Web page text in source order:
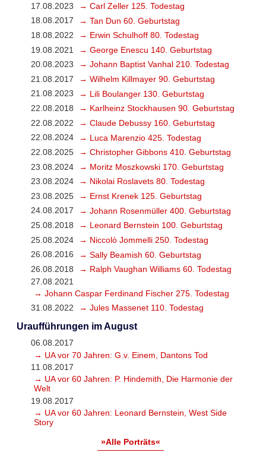
17.08.2023
→ Carl Zeller 125. Todestag
18.08.2017
→ Tan Dun 60. Geburtstag
18.08.2022
→ Erwin Schulhoff 80. Todestag
19.08.2021
→ George Enescu 140. Geburtstag
20.08.2023
→ Johann Baptist Vanhal 210. Todestag
21.08.2017
→ Wilhelm Killmayer 90. Geburtstag
21.08.2023
→ Lili Boulanger 130. Geburtstag
22.08.2018
→ Karlheinz Stockhausen 90. Geburtstag
22.08.2022
→ Claude Debussy 160. Geburtstag
22.08.2024
→ Luca Marenzio 425. Todestag
22.08.2025
→ Christopher Gibbons 410. Geburtstag
23.08.2024
→ Moritz Moszkowski 170. Geburtstag
23.08.2024
→ Nikolai Roslavets 80. Todestag
23.08.2025
→ Ernst Krenek 125. Geburtstag
24.08.2017
→ Johann Rosenmüller 400. Geburtstag
25.08.2018
→ Leonard Bernstein 100. Geburtstag
25.08.2024
→ Niccolò Jommelli 250. Todestag
26.08.2016
→ Sally Beamish 60. Geburtstag
26.08.2018
→ Ralph Vaughan Williams 60. Todestag
27.08.2021
→ Johann Caspar Ferdinand Fischer 275. Todestag
31.08.2022
→ Jules Massenet 110. Todestag
Uraufführungen im August
06.08.2017
→ UA vor 70 Jahren: G.v. Einem, Dantons Tod
11.08.2017
→ UA vor 60 Jahren: P. Hindemith, Die Harmonie der
Welt
19.08.2017
→ UA vor 60 Jahren: Leonard Bernstein, West Side
Story
»Alle Porträts«